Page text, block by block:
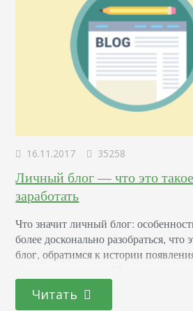
16.11.2017 35258
Личный блог — что это
заработать
Что значит личный блог:
более досконально разобраться, что
блог, обратимся к истории
термин придумал в 97 году
как сокращенное название от
означает веб-журнал. Спустя два
Читать